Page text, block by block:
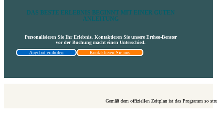
DAS BESTE ERLEBNIS BEGINNT MIT EINER GUTEN
ANLEITUNG
Personalisieren Sie Ihr Erlebnis. Kontaktieren Sie unsere Ertheo-Berater
vor der Buchung macht einen Unterschied.
Angebot einholen
Kontaktieren Sie uns
Gemäß dem offiziellen Zeitplan ist das Programm so